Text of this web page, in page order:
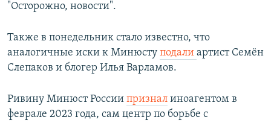
"Осторожно, новости".
Также в понедельник стало известно, что
аналогичные иски к Минюсту подали артист Семён
Слепаков и блогер Илья Варламов.
Ривину Минюст России признал иноагентом в
феврале 2023 года, сам центр по борьбе с